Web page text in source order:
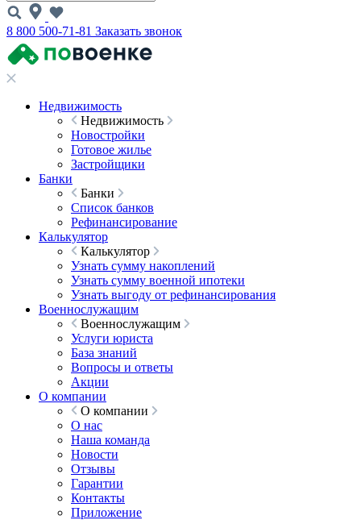
8 800 500-71-81 Заказать звонок
Недвижимость
Недвижимость
Новостройки
Готовое жилье
Застройщики
Банки
Банки
Список банков
Рефинансирование
Калькулятор
Калькулятор
Узнать сумму накоплений
Узнать сумму военной ипотеки
Узнать выгоду от рефинансирования
Военнослужащим
Военнослужащим
Услуги юриста
База знаний
Вопросы и ответы
Акции
О компании
О компании
О нас
Наша команда
Новости
Отзывы
Гарантии
Контакты
Приложение